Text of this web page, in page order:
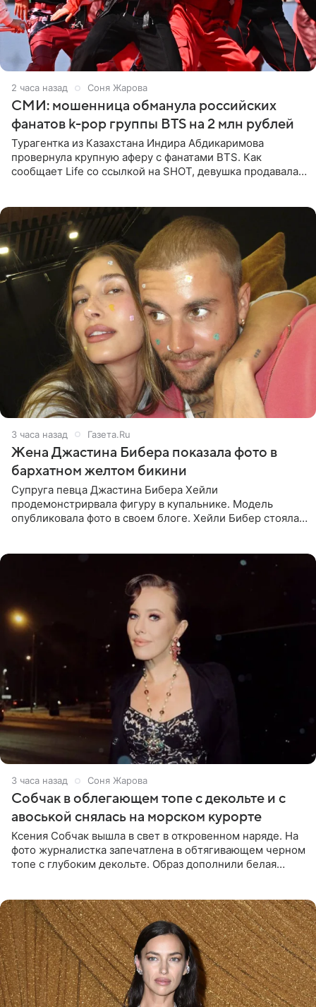
2 часа назад Соня Жарова
СМИ: мошенница обманула российских
фанатов k-pop группы BTS на 2 млн рублей
Турагентка из Казахстана Индира Абдикаримова
провернула крупную аферу с фанатами BTS. Как
сообщает Life со ссылкой на SHOT, девушка продавала
3 часа назад Газета.Ru
Жена Джастина Бибера показала фото в
бархатном желтом бикини
Супруга певца Джастина Бибера Хейли
продемонстрирвала фигуру в купальнике. Модель
опубликовала фото в своем блоге. Хейли Бибер стояла
3 часа назад Соня Жарова
Собчак в облегающем топе с декольте и с
авоськой снялась на морском курорте
Ксения Собчак вышла в свет в откровенном наряде. На
фото журналистка запечатлена в обтягивающем черном
топе с глубоким декольте. Образ дополнили белая